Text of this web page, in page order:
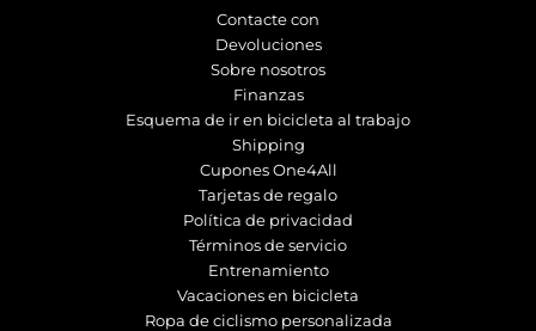
Contacte con
Devoluciones
Sobre nosotros
Finanzas
Esquema de ir en bicicleta al trabajo
Shipping
Cupones One4All
Tarjetas de regalo
Política de privacidad
Términos de servicio
Entrenamiento
Vacaciones en bicicleta
Ropa de ciclismo personalizada